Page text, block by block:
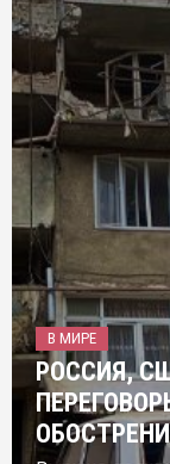
В МИРЕ
РОССИЯ,